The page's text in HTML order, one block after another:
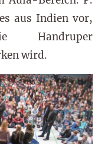
aus Indien vor,
Handruper
wird.